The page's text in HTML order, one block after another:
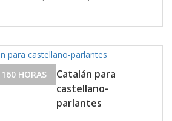
160 HORAS
Catalán para
castellano-
parlantes